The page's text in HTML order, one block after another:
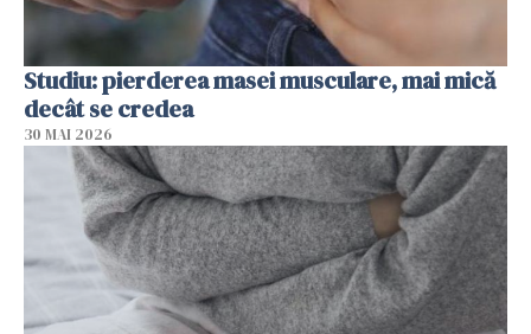
Studiu: pierderea masei musculare, mai mică
decât se credea
30 MAI 2026